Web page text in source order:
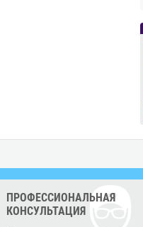
ПРОФЕССИОНАЛЬНАЯ
КОНСУЛЬТАЦИЯ